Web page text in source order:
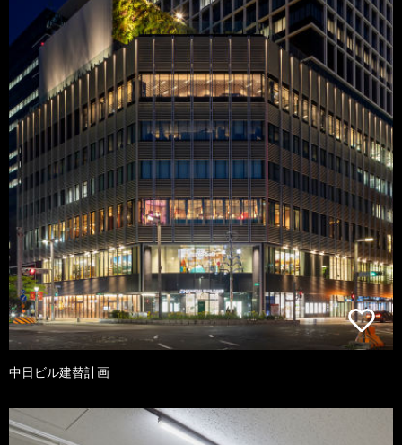
中日ビル建替計画